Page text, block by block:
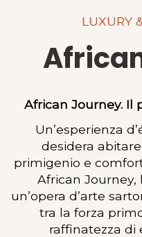
LUXURY
African Journey. Il
Un’esperienza
desidera
primigenio e
African Journey,
un’opera d’arte
tra la forza
raffinatezza di